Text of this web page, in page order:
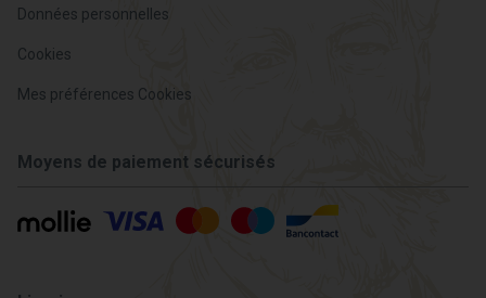
Données personnelles
Cookies
Mes préférences Cookies
Moyens de paiement sécurisés